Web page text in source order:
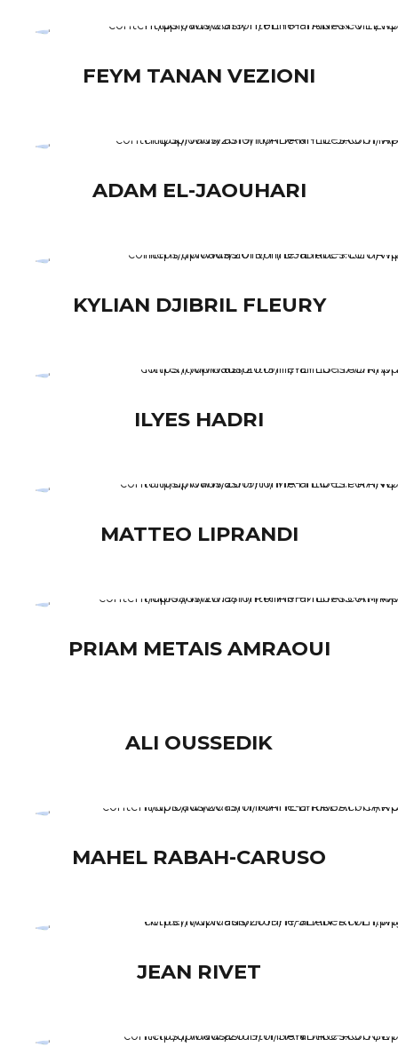
FEYM TANAN VEZIONI
ADAM EL-JAOUHARI
KYLIAN DJIBRIL FLEURY
ILYES HADRI
MATTEO LIPRANDI
PRIAM METAIS AMRAOUI
ALI OUSSEDIK
MAHEL RABAH-CARUSO
JEAN RIVET